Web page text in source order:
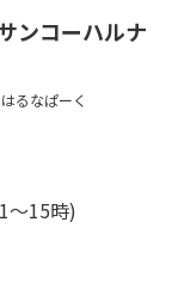
ンコーハルナ
るなぱーく
～15時)